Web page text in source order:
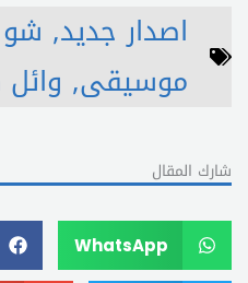
اصدار جديد,
موسيقى,
شارك المقال
WhatsApp